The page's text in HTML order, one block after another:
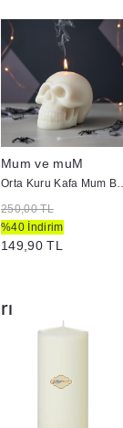
Mum ve muM
Orta Kuru
250,00 TL
%40 İndirim
149,90 TL